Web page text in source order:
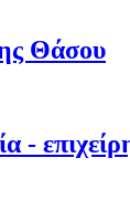
Θάσου
-